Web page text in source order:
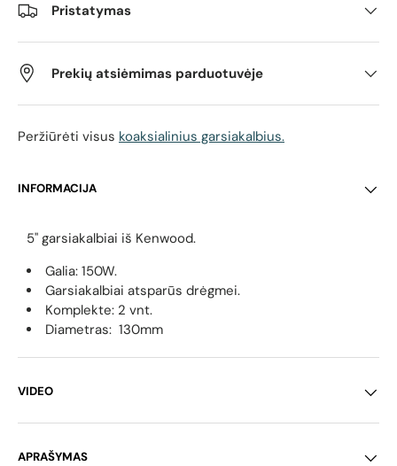
Pristatymas
Prekių atsiėmimas parduotuvėje
Peržiūrėti visus koaksialinius garsiakalbius.
INFORMACIJA
5" garsiakalbiai iš Kenwood.
Galia: 150W.
Garsiakalbiai atsparūs drėgmei.
Komplekte: 2 vnt.
Diametras: 130mm
VIDEO
APRAŠYMAS